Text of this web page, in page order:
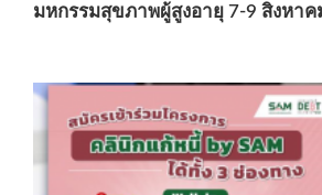
มหกรรมสุขภาพผู้สูงอายุ 7-9 สิงหาค